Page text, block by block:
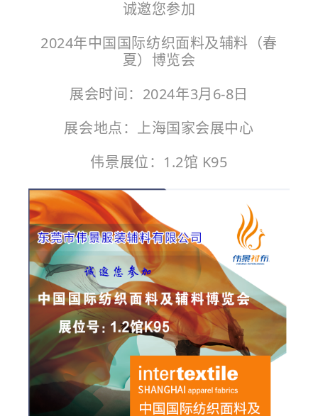
诚邀您参加
2024年中国国际纺织面料及辅料（春
夏）博览会
展会时间：2024年3月6-8日
展会地点：上海国家会展中心
伟景展位：1.2馆 K95